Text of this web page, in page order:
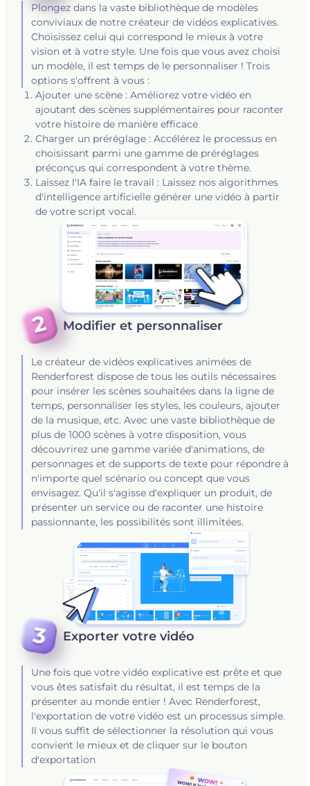
Plongez dans la vaste bibliothèque de modèles
conviviaux de notre créateur de vidéos explicatives.
Choisissez celui qui correspond le mieux à votre
vision et à votre style. Une fois que vous avez choisi
un modèle, il est temps de le personnaliser ! Trois
options s'offrent à vous :
Ajouter une scène : Améliorez votre vidéo en
ajoutant des scènes supplémentaires pour raconter
votre histoire de manière efficace
Charger un préréglage : Accélérez le processus en
choisissant parmi une gamme de préréglages
préconçus qui correspondent à votre thème.
Laissez l'IA faire le travail : Laissez nos algorithmes
d'intelligence artificielle générer une vidéo à partir
de votre script vocal.
Modifier et personnaliser
Le créateur de vidéos explicatives animées de
Renderforest dispose de tous les outils nécessaires
pour insérer les scènes souhaitées dans la ligne de
temps, personnaliser les styles, les couleurs, ajouter
de la musique, etc. Avec une vaste bibliothèque de
plus de 1000 scènes à votre disposition, vous
découvrirez une gamme variée d'animations, de
personnages et de supports de texte pour répondre à
n'importe quel scénario ou concept que vous
envisagez. Qu'il s'agisse d'expliquer un produit, de
présenter un service ou de raconter une histoire
passionnante, les possibilités sont illimitées.
Exporter votre vidéo
Une fois que votre vidéo explicative est prête et que
vous êtes satisfait du résultat, il est temps de la
présenter au monde entier ! Avec Renderforest,
l'exportation de votre vidéo est un processus simple.
Il vous suffit de sélectionner la résolution qui vous
convient le mieux et de cliquer sur le bouton
d'exportation